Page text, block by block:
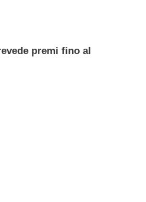
premi fino al